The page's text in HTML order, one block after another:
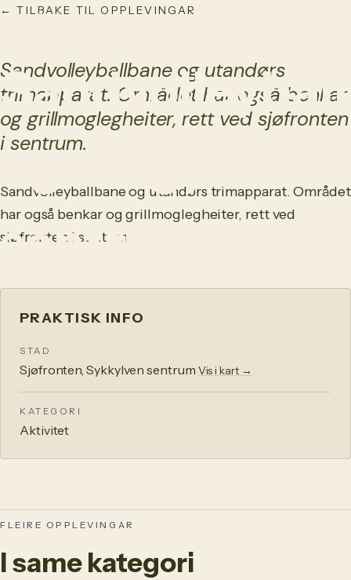
NO / EN
← TILBAKE TIL OPPLEVINGAR
og utegym i
sentrum
Sandvolleyballbane og utandørs
trimapparat. Området har også benkar
og grillmoglegheiter, rett ved sjøfronten
i sentrum.
Sandvolleyballbane og utandørs trimapparat. Området
har også benkar og grillmoglegheiter, rett ved
sjøfronten i sentrum.
PRAKTISK INFO
STAD
Sjøfronten, Sykkylven sentrum Vis i kart →
KATEGORI
Aktivitet
FLEIRE OPPLEVINGAR
I same kategori